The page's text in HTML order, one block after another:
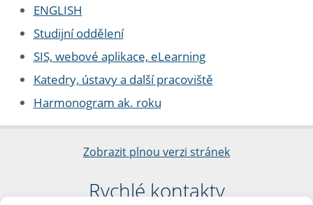
ENGLISH
Studijní oddělení
SIS, webové aplikace, eLearning
Katedry, ústavy a další pracoviště
Harmonogram ak. roku
Zobrazit plnou verzi stránek
Rychlé kontakty